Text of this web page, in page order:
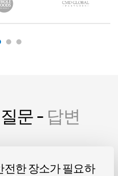
문 - 답변
전한 장소가 필요하